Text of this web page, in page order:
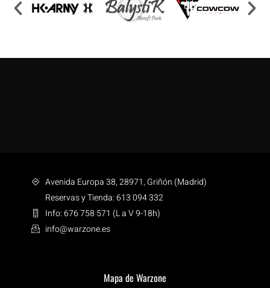
Avenida Europa 38, 28971, Griñón (Madrid)
Reservas y Tienda: 613 094 332
Info: 676 758 571 (L a V 9-18h)
info@warzone.es
Mapa de Warzone